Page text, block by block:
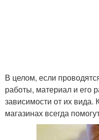
В целом, если
работы, материал и его
зависимости от их вида.
магазинах всегда